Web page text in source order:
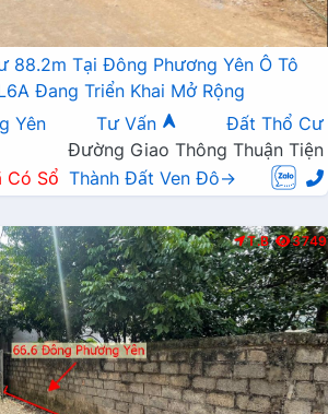
88.2m Tại Đông Phương Yên Ô Tô
Đang Triển Khai Mở Rộng
Yên Tư Vấn
Đất Thổ Cư
Đường Giao Thông Thuận Tiện
Có Sổ Thành Đất Ven Đô→
T.B 3749